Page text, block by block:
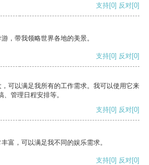
支持[0] 反对[0]
，带我领略世界各地的美景。
支持[0] 反对[0]
可以满足我所有的工作需求。我可以使用它来
管理日程安排等。
支持[0] 反对[0]
富，可以满足我不同的娱乐需求。
支持[0] 反对[0]